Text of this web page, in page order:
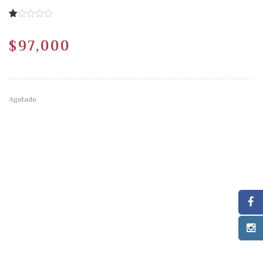
basado
en
$97,000
Agotado